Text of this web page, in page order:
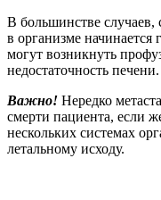
В большинстве случаев,
в организме начинается
могут возникнуть
недостаточность печени.
Важно! Нередко
смерти пациента, если
нескольких системах
летальному исходу.